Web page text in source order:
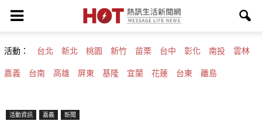
活動： 台北 新北 桃園 新竹 苗栗 台中 彰化 南投 雲林
嘉義 台南 高雄 屏東 基隆 宜蘭 花蓮 台東 離島
活動資訊 嘉義 新聞